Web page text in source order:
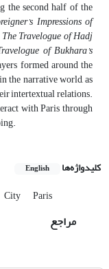
the second half of the
Impressions of
The Travelogue of Hadj
of Bukhara’s
formed around the
the narrative world, as
intertextual relations.
with Paris through
کلیدواژه‌ها English
City Paris
مراجع